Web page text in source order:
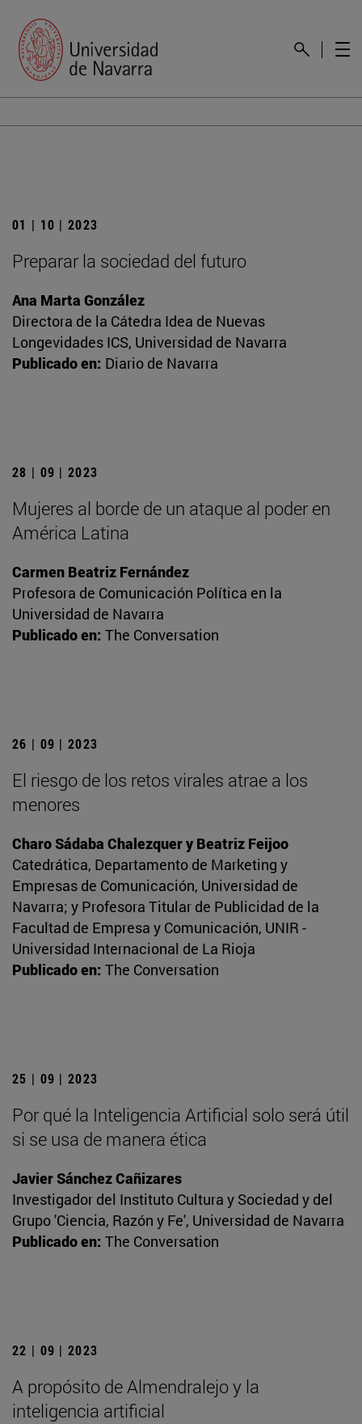
01 | 10 | 2023
Preparar la sociedad del futuro
Ana Marta González
Directora de la Cátedra Idea de Nuevas
Longevidades ICS, Universidad de Navarra
Publicado en: Diario de Navarra
28 | 09 | 2023
Mujeres al borde de un ataque al poder en
América Latina
Carmen Beatriz Fernández
Profesora de Comunicación Política en la
Universidad de Navarra
Publicado en: The Conversation
26 | 09 | 2023
El riesgo de los retos virales atrae a los
menores
Charo Sádaba Chalezquer y Beatriz Feijoo
Catedrática, Departamento de Marketing y
Empresas de Comunicación, Universidad de
Navarra; y Profesora Titular de Publicidad de la
Facultad de Empresa y Comunicación, UNIR -
Universidad Internacional de La Rioja
Publicado en: The Conversation
25 | 09 | 2023
Por qué la Inteligencia Artificial solo será útil
si se usa de manera ética
Javier Sánchez Cañizares
Investigador del Instituto Cultura y Sociedad y del
Grupo 'Ciencia, Razón y Fe', Universidad de Navarra
Publicado en: The Conversation
22 | 09 | 2023
A propósito de Almendralejo y la
inteligencia artificial